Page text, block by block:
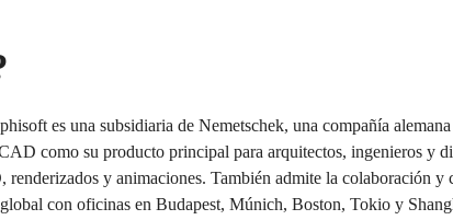
es una subsidiaria de Nemetschek, una compañía
como su producto principal para arquitectos, ingenieros y
y animaciones. También admite la colaboración y
con oficinas en Budapest, Múnich, Boston, Tokio y